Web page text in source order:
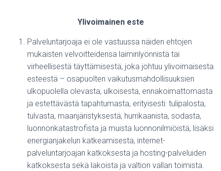
Ylivoimainen este
Palveluntarjoaja ei ole vastuussa näiden ehtojen
mukaisten velvoitteidensa laiminlyönnistä tai
virheellisestä täyttämisestä, joka johtuu ylivoimaisesta
esteestä – osapuolten vaikutusmahdollisuuksien
ulkopuolella olevasta, ulkoisesta, ennakoimattomasta
ja estettävästä tapahtumasta, erityisesti: tulipalosta,
tulvasta, maanjäristyksestä, hurrikaanista, sodasta,
luonnonkatastrofista ja muista luonnonilmiöistä, lisäksi
energianjakelun katkeamisesta, internet-
palveluntarjoajan katkoksesta ja hosting-palveluiden
katkoksesta sekä lakoista ja valtion vallan toimista.